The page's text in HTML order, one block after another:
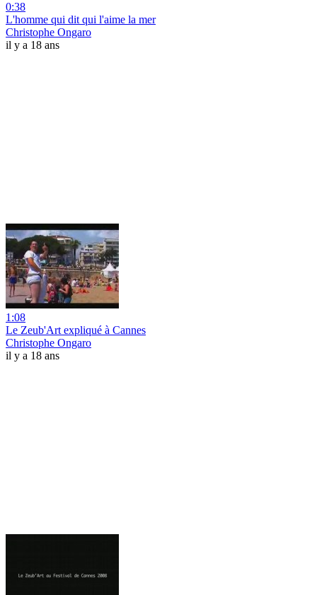
0:38
L'homme qui dit qui l'aime la mer
Christophe Ongaro
il y a 18 ans
1:08
Le Zeub'Art expliqué à Cannes
Christophe Ongaro
il y a 18 ans